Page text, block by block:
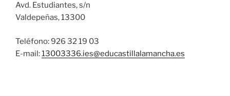
Avd. Estudiantes, s/n
Valdepeñas, 13300
Teléfono: 926 32 19 03
E-mail:13003336.ies@educastillalamancha.es